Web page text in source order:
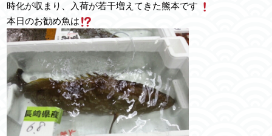
時化が収まり、入荷が若干増えてきた熊本です
本日のお勧め魚は